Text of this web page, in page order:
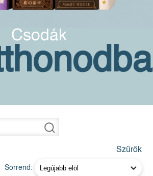
Csodák
Szűrők
Sorrend: